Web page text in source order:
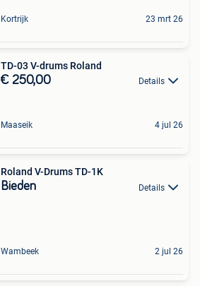
Kortrijk 23 mrt 26
TD-03 V-drums Roland
€ 250,00 Details
Maaseik 4 jul 26
Roland V-Drums TD-1K
Bieden Details
Wambeek 2 jul 26